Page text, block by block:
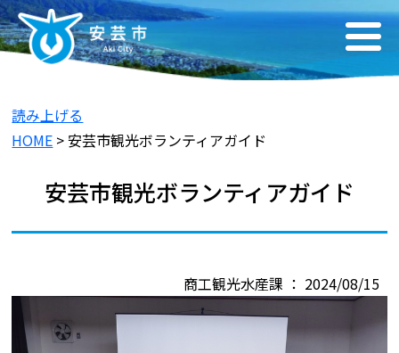
読み上げる
HOME > 安芸市観光ボランティアガイド
安芸市観光ボランティアガイド
商工観光水産課 ： 2024/08/15